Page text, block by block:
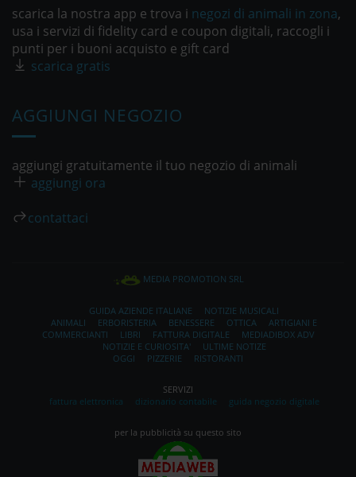
scarica la nostra app e trova i negozi di animali in zona,
usa i servizi di fidelity card e coupon digitali, raccogli i
punti per i buoni acquisto e gift card
scarica gratis
AGGIUNGI NEGOZIO
aggiungi gratuitamente il tuo negozio di animali
aggiungi ora
contattaci
MEDIA PROMOTION SRL
GUIDA AZIENDE ITALIANE
NOTIZIE MUSICALI
ANIMALI
ERBORISTERIA BENESSERE OTTICA
ARTIGIANI E
COMMERCIANTI
LIBRI FATTURA DIGITALE
MEDIADIBOX ADV
NOTIZIE E CURIOSITA'
ULTIME NOTIZE
OGGI
PIZZERIE RISTORANTI
SERVIZI
fattura elettronica
dizionario contabile guida negozio digitale
per la pubblicità su questo sito